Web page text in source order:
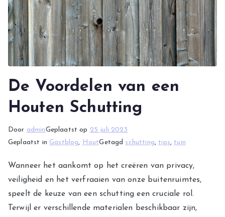
De Voordelen van een
Houten Schutting
Door adminGeplaatst op 25 juli 2023
Geplaatst in Gastblog, HoutGetagd schutting, tips, tuin
Wanneer het aankomt op het creëren van privacy,
veiligheid en het verfraaien van onze buitenruimtes,
speelt de keuze van een schutting een cruciale rol.
Terwijl er verschillende materialen beschikbaar zijn,